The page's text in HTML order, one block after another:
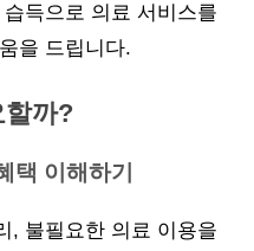
득으로 의료 서비스를
을 드립니다.
까?
택 이해하기
, 불필요한 의료 이용을